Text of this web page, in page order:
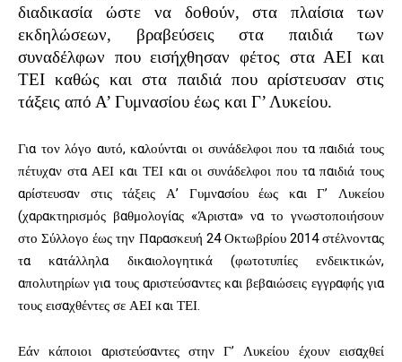
διαδικασία ώστε να δοθούν, στα πλαίσια των
εκδηλώσεων, βραβεύσεις στα παιδιά των
συναδέλφων που εισήχθησαν φέτος στα ΑΕΙ και
ΤΕΙ καθώς και στα παιδιά που αρίστευσαν στις
τάξεις από Α’ Γυμνασίου έως και Γ’ Λυκείου.
Για τον λόγο αυτό, καλούνται οι συνάδελφοι που τα παιδιά τους
πέτυχαν στα ΑΕΙ και ΤΕΙ και οι συνάδελφοι που τα παιδιά τους
αρίστευσαν στις τάξεις Α’ Γυμνασίου έως και Γ’ Λυκείου
(χαρακτηρισμός βαθμολογίας «Άριστα» να το γνωστοποιήσουν
στο Σύλλογο έως την Παρασκευή 24 Οκτωβρίου 2014 στέλνοντας
τα κατάλληλα δικαιολογητικά (φωτοτυπίες ενδεικτικών,
απολυτηρίων για τους αριστεύσαντες και βεβαιώσεις εγγραφής για
τους εισαχθέντες σε ΑΕΙ και ΤΕΙ.
Εάν κάποιοι αριστεύσαντες στην Γ’ Λυκείου έχουν εισαχθεί